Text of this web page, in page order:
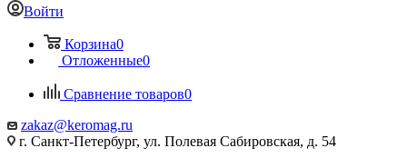
Войти
Корзина0
Отложенные0
Сравнение товаров0
zakaz@keromag.ru
г. Санкт-Петербург, ул. Полевая Сабировская, д. 54